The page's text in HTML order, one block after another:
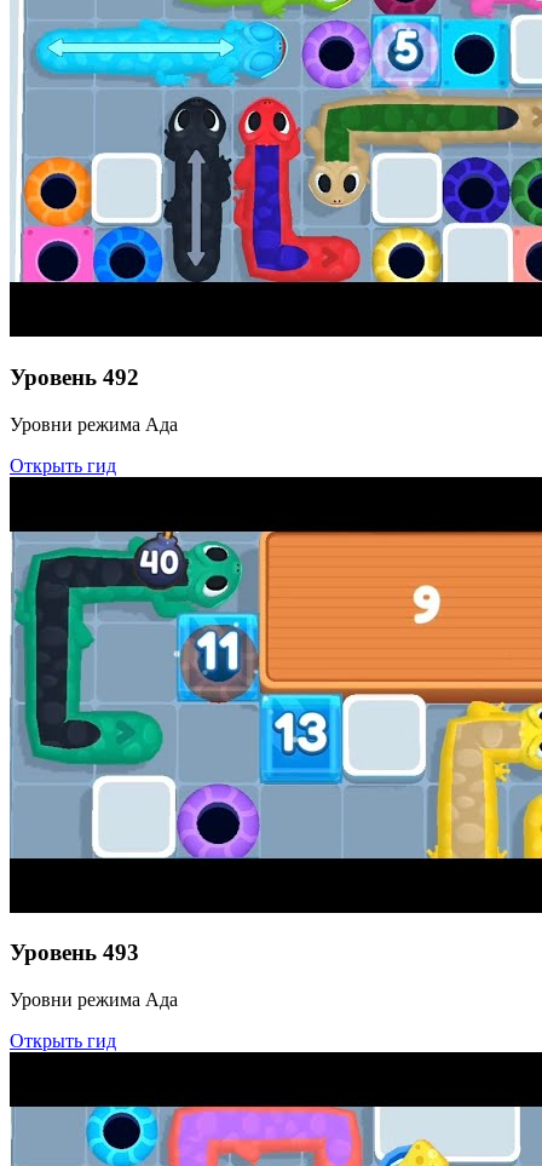
Уровень 492
Уровни режима Ада
Открыть гид
Уровень 493
Уровни режима Ада
Открыть гид